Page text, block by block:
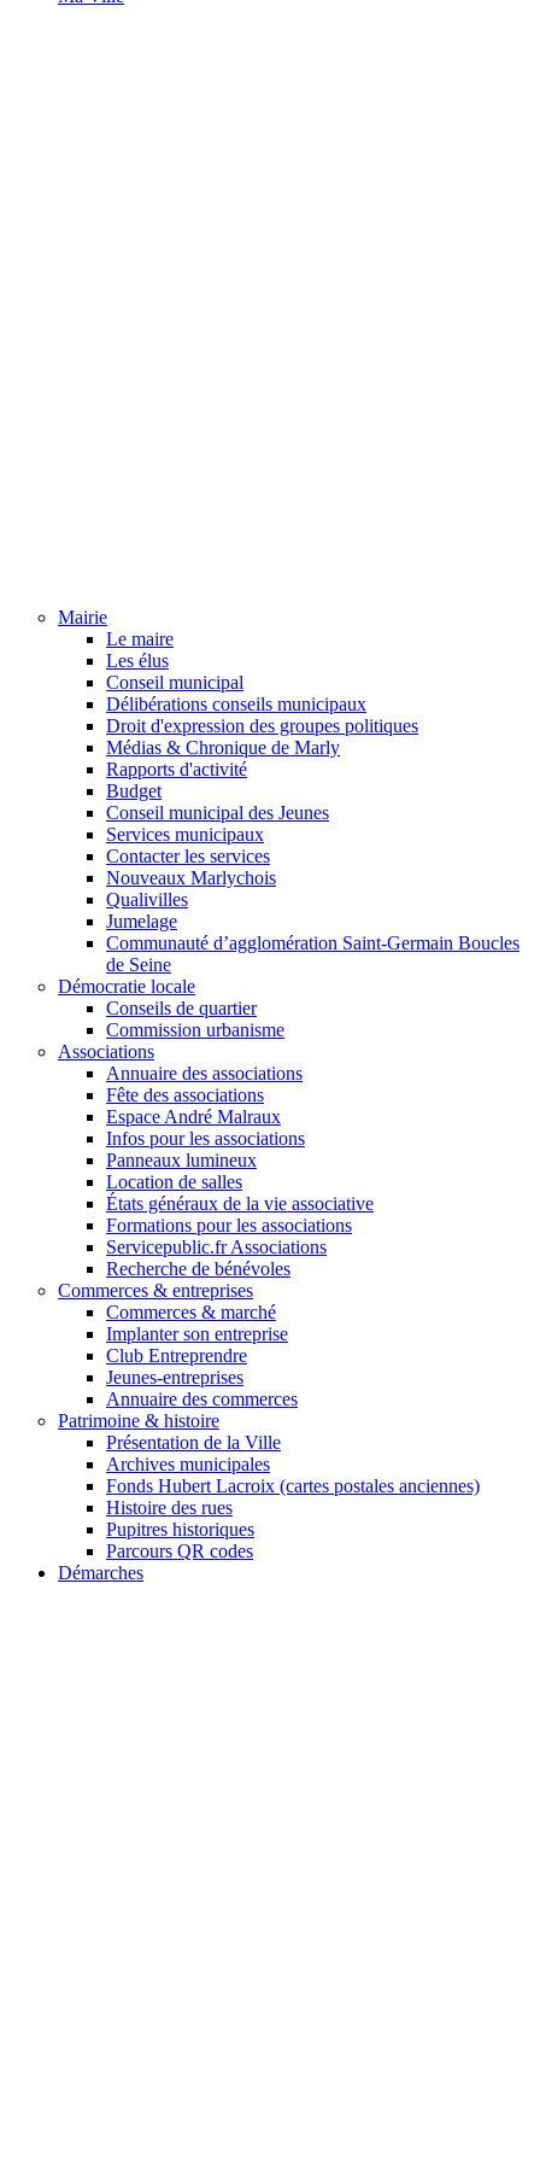
Mairie
Le maire
Les élus
Conseil municipal
Délibérations conseils municipaux
Droit d'expression des groupes politiques
Médias & Chronique de Marly
Rapports d'activité
Budget
Conseil municipal des Jeunes
Services municipaux
Contacter les services
Nouveaux Marlychois
Qualivilles
Jumelage
Communauté d’agglomération Saint-Germain Boucles
de Seine
Démocratie locale
Conseils de quartier
Commission urbanisme
Associations
Annuaire des associations
Fête des associations
Espace André Malraux
Infos pour les associations
Panneaux lumineux
Location de salles
États généraux de la vie associative
Formations pour les associations
Servicepublic.fr Associations
Recherche de bénévoles
Commerces & entreprises
Commerces & marché
Implanter son entreprise
Club Entreprendre
Jeunes-entreprises
Annuaire des commerces
Patrimoine & histoire
Présentation de la Ville
Archives municipales
Fonds Hubert Lacroix (cartes postales anciennes)
Histoire des rues
Pupitres historiques
Parcours QR codes
Démarches